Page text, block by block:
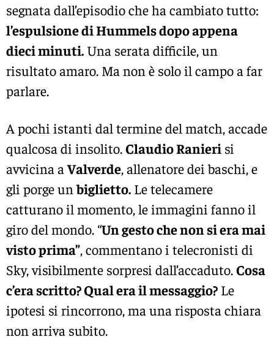
segnata dall’episodio che ha cambiato tutto:
l’espulsione di Hummels dopo appena
dieci minuti. Una serata difficile, un
risultato amaro. Ma non è solo il campo a far
parlare.
A pochi istanti dal termine del match, accade
qualcosa di insolito.Claudio Ranieri si
avvicina aValverde, allenatore dei baschi, e
gli porge unbiglietto. Le telecamere
catturano il momento, le immagini fanno il
giro del mondo. “Un gesto che non si era mai
visto prima”, commentano i telecronisti di
Sky, visibilmente sorpresi dall’accaduto.Cosa
c’era scritto? Qual era il messaggio? Le
ipotesi si rincorrono, ma una risposta chiara
non arriva subito.